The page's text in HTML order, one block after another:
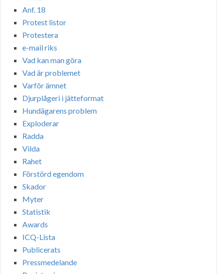
Anf. 18
Protest listor
Protestera
e-mail riks
Vad kan man göra
Vad är problemet
Varför ämnet
Djurplågeri i jätteformat
Hundägarens problem
Exploderar
Radda
Vilda
Rahet
Förstörd egendom
Skador
Myter
Statistik
Awards
ICQ-Lista
Publicerats
Pressmedelande